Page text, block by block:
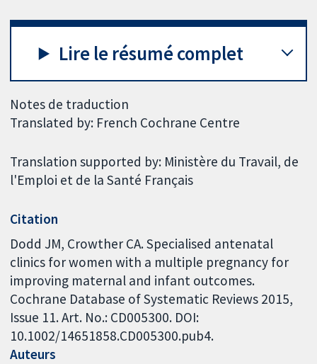
Lire le résumé complet
Notes de traduction
Translated by: French Cochrane Centre
Translation supported by: Ministère du Travail, de
l'Emploi et de la Santé Français
Citation
Dodd JM, Crowther CA. Specialised antenatal
clinics for women with a multiple pregnancy for
improving maternal and infant outcomes.
Cochrane Database of Systematic Reviews 2015,
Issue 11. Art. No.: CD005300. DOI:
10.1002/14651858.CD005300.pub4.
Auteurs